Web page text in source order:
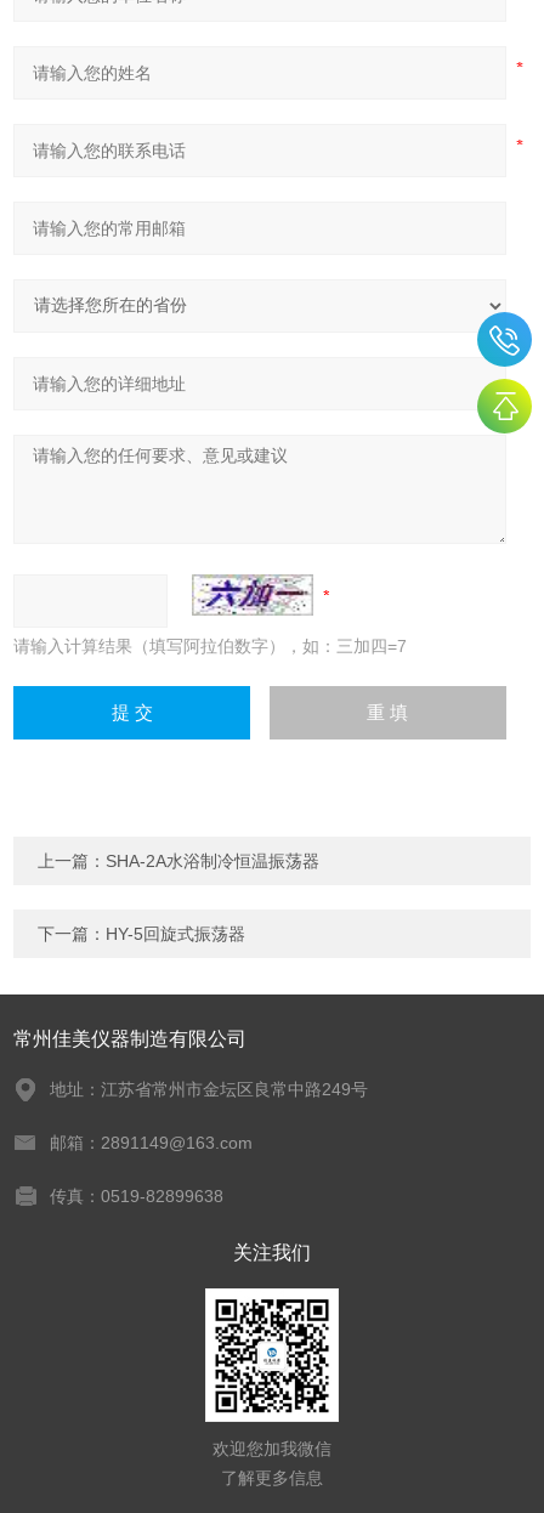
请输入计算结果（填写阿拉伯数字），如：三加四=7
上一篇： SHA-2A水浴制冷恒温振荡器
下一篇： HY-5回旋式振荡器
常州佳美仪器制造有限公司
地址：江苏省常州市金坛区良常中路249号
邮箱：2891149@163.com
传真：0519-82899638
关注我们
欢迎您加我微信
了解更多信息